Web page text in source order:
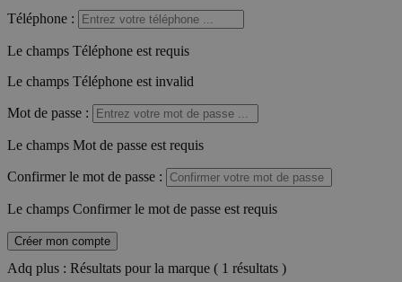
Téléphone :
Le champs Téléphone est requis
Le champs Téléphone est invalid
Mot de passe :
Le champs Mot de passe est requis
Confirmer le mot de passe :
Le champs Confirmer le mot de passe est requis
Créer mon compte
Adq plus : Résultats pour la marque ( 1 résultats )